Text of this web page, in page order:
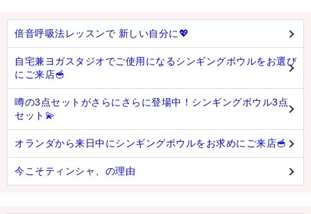
倍音呼吸法レッスンで 新しい自分に💖
自宅兼ヨガスタジオでご使用になるシンギングボウルをお選び
にご来店🥣
噂の3点セットがさらにさらに登場中！シンギングボウル3点
セット💫
オランダから来日中にシンギングボウルをお求めにご来店🥣
今こそティンシャ、の理由